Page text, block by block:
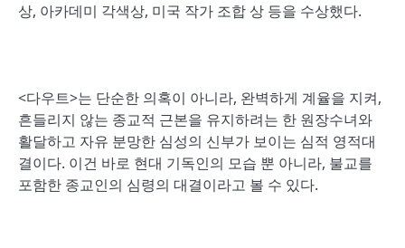
상, 아카데미 각색상, 미국 작가 조합 상 등을 수상했다.
<다우트>는 단순한 의혹이 아니라, 완벽하게 계율을 지켜,
흔들리지 않는 종교적 근본을 유지하려는 한 원장수녀와
활달하고 자유 분망한 심성의 신부가 보이는 심적 영적대
결이다. 이건 바로 현대 기독인의 모습 뿐 아니라, 불교를
포함한 종교인의 심령의 대결이라고 볼 수 있다.